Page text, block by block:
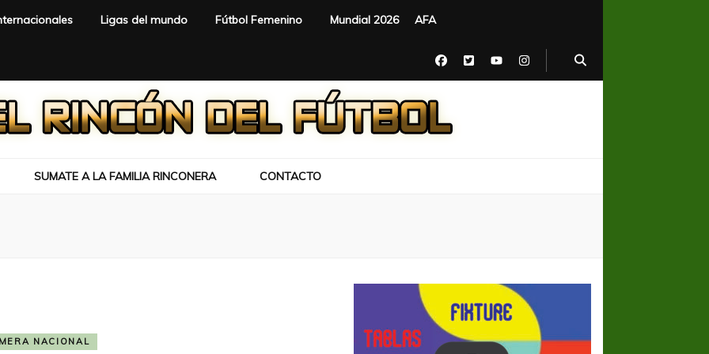
Ligas del mundo Fútbol Femenino Mundial 2026 AFA
SUMATE A LA FAMILIA RINCONERA CONTACTO
NACIONAL